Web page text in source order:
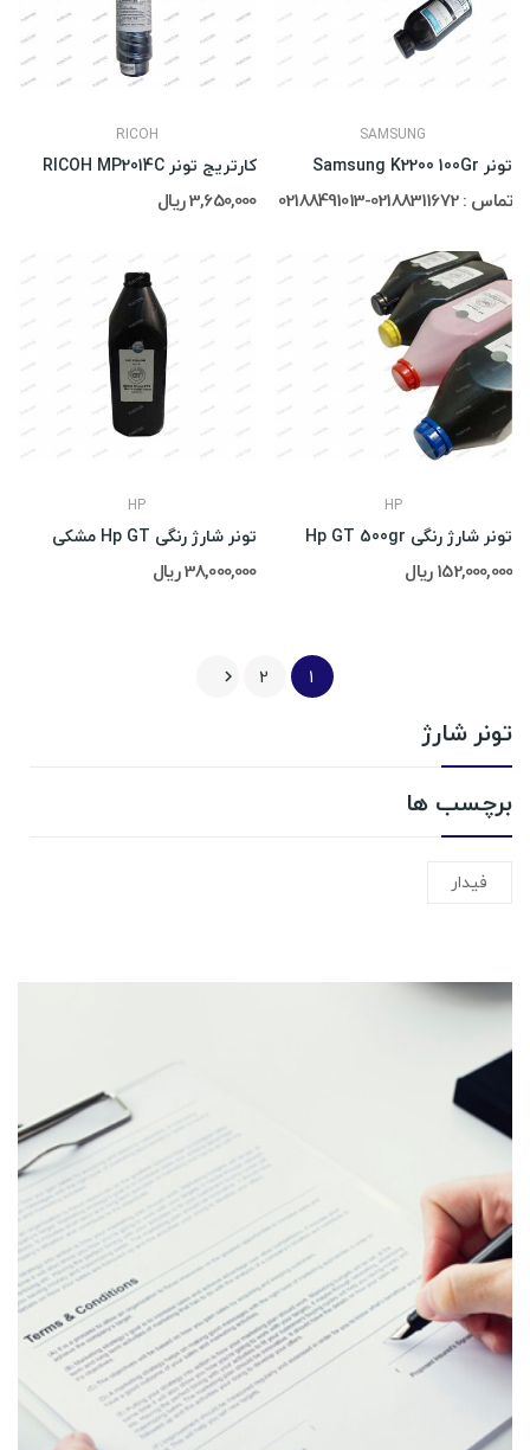
تونر شارژ
برچسب ها
فیدار
SAMSUNG
تونر Samsung K2200 100Gr
تماس : 02188311672-02188491013
RICOH
کارتریج تونر RICOH MP2014C
3,650,000 ریال
HP
تونر شارژ رنگی Hp GT 500gr
152,000,000 ریال
HP
تونر شارژ رنگی Hp GT مشکی
38,000,000 ریال
1
2
